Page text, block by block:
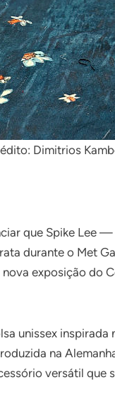
Dimitrios
que Spike
durante o Met
exposição do
unissex
na
versátil